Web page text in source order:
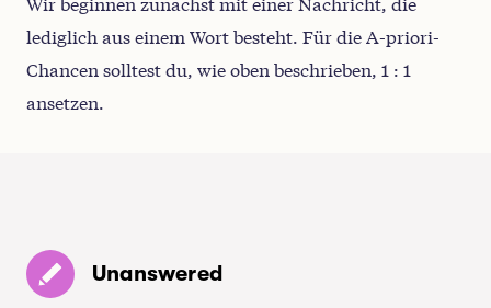
lediglich aus einem Wort besteht. Für die A-priori-
Chancen solltest du, wie oben beschrieben, 1 : 1
ansetzen.
Unanswered